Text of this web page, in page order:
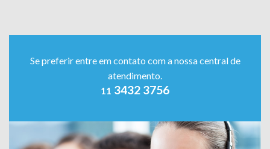
Se preferir entre em contato com a nossa central de
atendimento.
11 3432 3756